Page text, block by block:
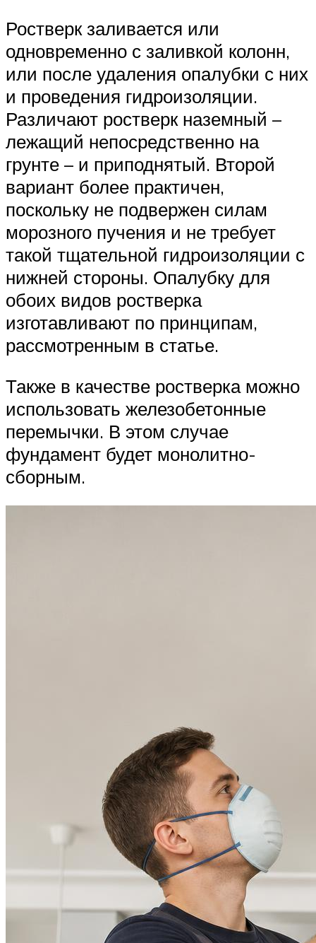
Ростверк заливается или
одновременно с заливкой колонн,
или после удаления опалубки с них
и проведения гидроизоляции.
Различают ростверк наземный –
лежащий непосредственно на
грунте – и приподнятый. Второй
вариант более практичен,
поскольку не подвержен силам
морозного пучения и не требует
такой тщательной гидроизоляции с
нижней стороны. Опалубку для
обоих видов ростверка
изготавливают по принципам,
рассмотренным в статье.
Также в качестве ростверка можно
использовать железобетонные
перемычки. В этом случае
фундамент будет монолитно-
сборным.